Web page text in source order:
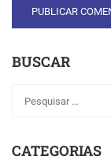
BUSCAR
CATEGORIAS